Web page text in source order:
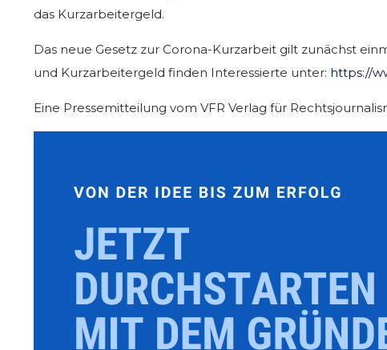
das Kurzarbeitergeld.
Das neue Gesetz zur Corona-Kurzarbeit gilt zunächst
und Kurzarbeitergeld finden Interessierte unter: https://
Eine Pressemitteilung vom VFR Verlag für